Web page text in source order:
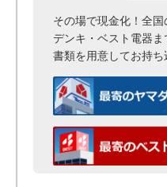
その場で現金化！全
デンキ・ベスト電器ま
書類を用意してお持ち